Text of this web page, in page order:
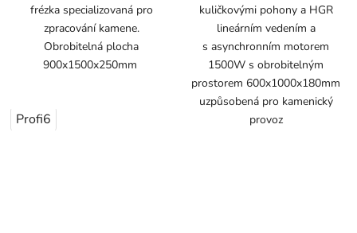
frézka specializovaná pro
zpracování kamene.
Obrobitelná plocha
900x1500x250mm
Profi6
kuličkovými pohony a HGR
lineárním vedením a
s asynchronním motorem
1500W s obrobitelným
prostorem 600x1000x180mm
uzpůsobená pro kamenický
provoz